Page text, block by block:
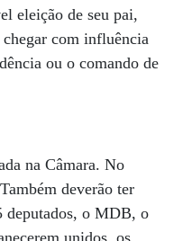
eleição de seu pai,
com influência
ou o comando de
na Câmara. No
deverão ter
deputados, o MDB, o
unidos, os